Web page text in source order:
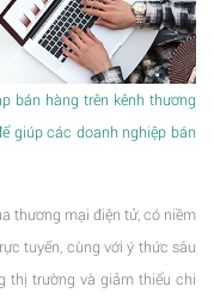
bán hàng trên kênh thương
giúp các doanh nghiệp bán
thương mại điện tử, có niềm
tuyến, cùng với ý thức sâu
thị trường và giảm thiểu chi